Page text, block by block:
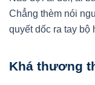
Chẳng thèm nói
quyết dốc ra tay bộ
Khá thương